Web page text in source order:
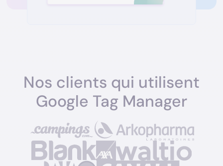
Nos clients qui utilisent
Google Tag Manager